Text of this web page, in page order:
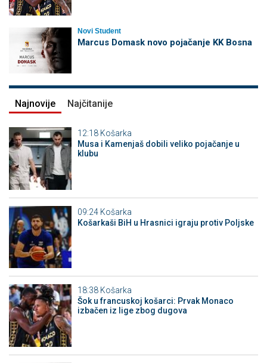
Novi Student
Marcus Domask novo pojačanje KK Bosna
Najnovije Najčitanije
12:18 Košarka
Musa i Kamenjaš dobili veliko pojačanje u
klubu
09:24 Košarka
Košarkaši BiH u Hrasnici igraju protiv Poljske
18:38 Košarka
Šok u francuskoj košarci: Prvak Monaco
izbačen iz lige zbog dugova